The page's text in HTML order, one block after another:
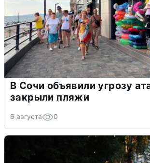
В Сочи объявили угрозу
закрыли пляжи
6 августа 0